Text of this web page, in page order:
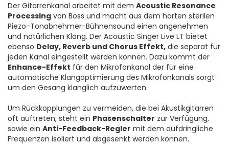
Der Gitarrenkanal arbeitet mit dem Acoustic Resonance
Processing von Boss und macht aus dem harten sterilen
Piezo-Tonabnehmer-Bühnensound einen angenehmen
und natürlichen Klang. Der Acoustic Singer Live LT bietet
ebenso Delay, Reverb und Chorus Effekt, die separat für
jeden Kanal eingestellt werden können. Dazu kommt der
Enhance-Effekt für den Mikrofonkanal der für eine
automatische Klangoptimierung des Mikrofonkanals sorgt
um den Gesang klanglich aufzuwerten.
Um Rückkopplungen zu vermeiden, die bei Akustikgitarren
oft auftreten, steht ein Phasenschalter zur Verfügung,
sowie ein Anti-Feedback-Regler mit dem aufdringliche
Frequenzen isoliert und abgesenkt werden können.